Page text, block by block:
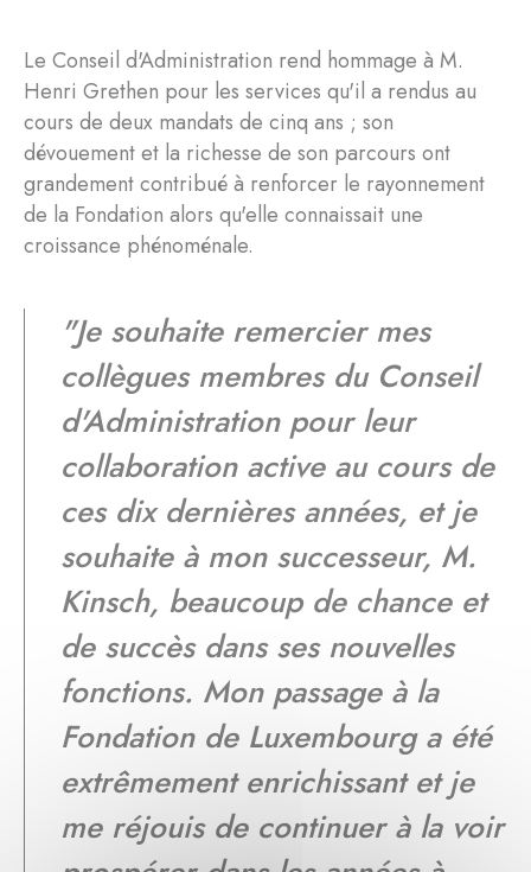
Le Conseil d'Administration rend hommage à M.
Henri Grethen pour les services qu'il a rendus au
cours de deux mandats de cinq ans ; son
dévouement et la richesse de son parcours ont
grandement contribué à renforcer le rayonnement
de la Fondation alors qu'elle connaissait une
croissance phénoménale.
"Je souhaite remercier mes
collègues membres du Conseil
d'Administration pour leur
collaboration active au cours de
ces dix dernières années, et je
souhaite à mon successeur, M.
Kinsch, beaucoup de chance et
de succès dans ses nouvelles
fonctions. Mon passage à la
Fondation de Luxembourg a été
extrêmement enrichissant et je
me réjouis de continuer à la voir